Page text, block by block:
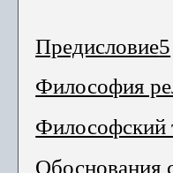
Предисловие5
Философия
Философский
Обоснования